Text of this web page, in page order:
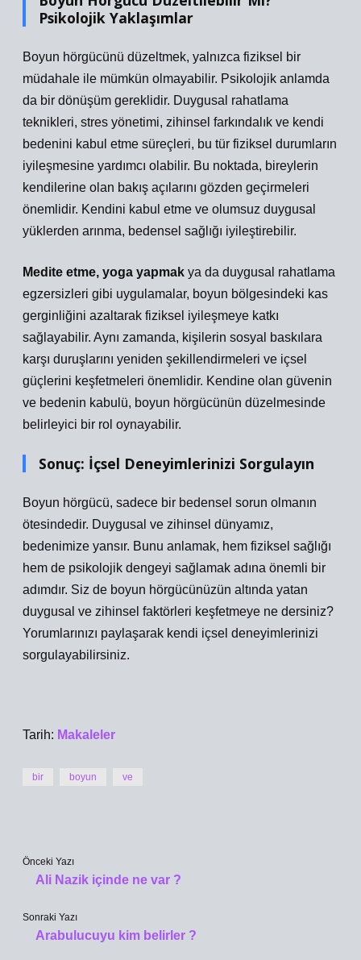
Psikolojik Yaklaşımlar
Boyun hörgücünü düzeltmek, yalnızca fiziksel bir
müdahale ile mümkün olmayabilir. Psikolojik anlamda
da bir dönüşüm gereklidir. Duygusal rahatlama
teknikleri, stres yönetimi, zihinsel farkındalık ve kendi
bedenini kabul etme süreçleri, bu tür fiziksel durumların
iyileşmesine yardımcı olabilir. Bu noktada, bireylerin
kendilerine olan bakış açılarını gözden geçirmeleri
önemlidir. Kendini kabul etme ve olumsuz duygusal
yüklerden arınma, bedensel sağlığı iyileştirebilir.
Medite etme, yoga yapmak ya da duygusal rahatlama
egzersizleri gibi uygulamalar, boyun bölgesindeki kas
gerginliğini azaltarak fiziksel iyileşmeye katkı
sağlayabilir. Aynı zamanda, kişilerin sosyal baskılara
karşı duruşlarını yeniden şekillendirmeleri ve içsel
güçlerini keşfetmeleri önemlidir. Kendine olan güvenin
ve bedenin kabulü, boyun hörgücünün düzelmesinde
belirleyici bir rol oynayabilir.
Sonuç: İçsel Deneyimlerinizi Sorgulayın
Boyun hörgücü, sadece bir bedensel sorun olmanın
ötesindedir. Duygusal ve zihinsel dünyamız,
bedenimize yansır. Bunu anlamak, hem fiziksel sağlığı
hem de psikolojik dengeyi sağlamak adına önemli bir
adımdır. Siz de boyun hörgücünüzün altında yatan
duygusal ve zihinsel faktörleri keşfetmeye ne dersiniz?
Yorumlarınızı paylaşarak kendi içsel deneyimlerinizi
sorgulayabilirsiniz.
Tarih: Makaleler
bir boyun ve
Önceki Yazı
Ali Nazik içinde ne var ?
Sonraki Yazı
Arabulucuyu kim belirler ?